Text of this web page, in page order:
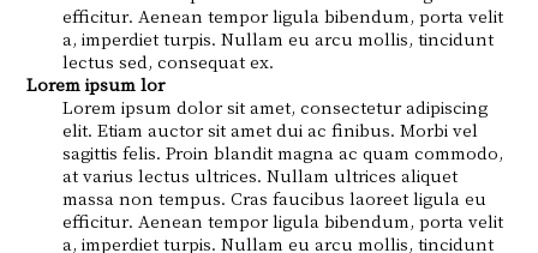
efficitur. Aenean tempor ligula bibendum, porta velit
a, imperdiet turpis. Nullam eu arcu mollis, tincidunt
lectus sed, consequat ex.
Lorem ipsum lor
Lorem ipsum dolor sit amet, consectetur adipiscing
elit. Etiam auctor sit amet dui ac finibus. Morbi vel
sagittis felis. Proin blandit magna ac quam commodo,
at varius lectus ultrices. Nullam ultrices aliquet
massa non tempus. Cras faucibus laoreet ligula eu
efficitur. Aenean tempor ligula bibendum, porta velit
a, imperdiet turpis. Nullam eu arcu mollis, tincidunt